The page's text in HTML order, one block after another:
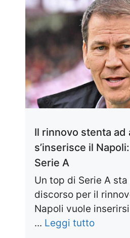
Il rinnovo stenta ad
s’inserisce il
Serie A
Un top di Serie A
discorso per il
Napoli vuole
... Leggi tutto